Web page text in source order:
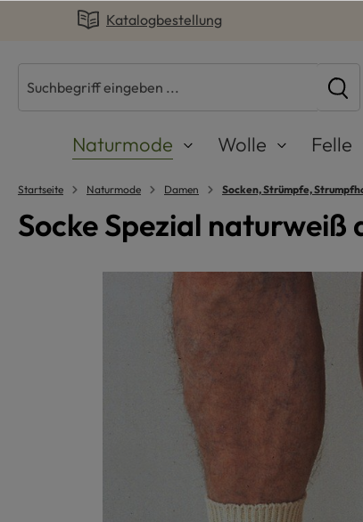
Zur Hauptnavigation springen
Katalogbestellung
Naturmode Wolle Felle
Startseite Naturmode Damen Socken, Strümpfe,
Socke Spezial
Bildergalerie überspringen